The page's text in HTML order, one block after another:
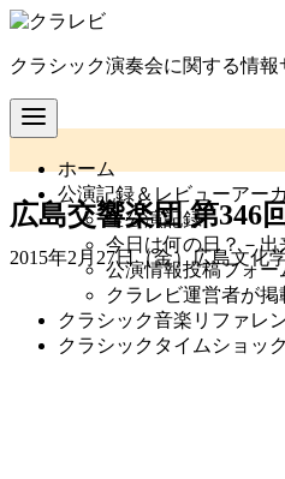
コ
テ
ン
ツ
移
動
クラシック演奏会に関する情報
ホーム
公演記録＆レビューアー
全公演記録
今日は何の日？－出
公演情報投稿フォー
クラレビ運営者が
クラシック音楽リファレ
クラシックタイムショッ
広島交響楽団 第346
2015年2月27日（金）広島文化